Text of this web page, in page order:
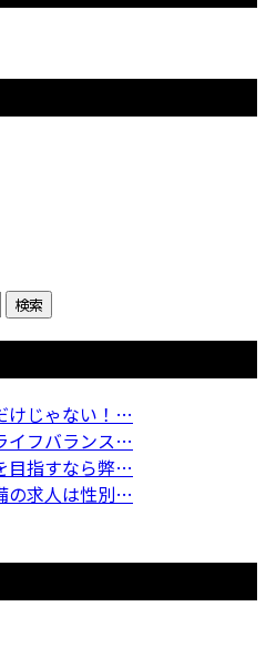
けじゃない！…
イフバランス…
目指すなら弊…
の求人は性別…